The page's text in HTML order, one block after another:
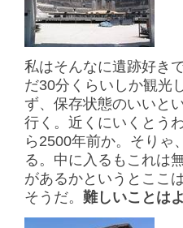
私はそんなに遺跡好き
だ30分くらいしか観光
ず、保存状態のいいと
行く。近くにいくとう
ら2500年前か。そりゃ
る。中に入るもこれは
があるかというとここ
そうだ。 難しいことは